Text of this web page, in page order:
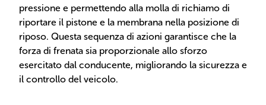
pressione e permettendo alla molla di richiamo di
riportare il pistone e la membrana nella posizione di
riposo. Questa sequenza di azioni garantisce che la
forza di frenata sia proporzionale allo sforzo
esercitato dal conducente, migliorando la sicurezza e
il controllo del veicolo.